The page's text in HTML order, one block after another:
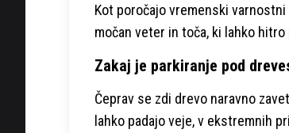
Kot poročajo vremenski
močan veter in toča, ki lahko
Zakaj je parkiranje pod
Čeprav se zdi drevo naravno
lahko padajo veje, v ekstremnih